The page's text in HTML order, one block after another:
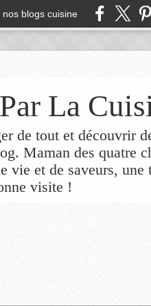
nos blogs cuisine
La
de tout et découvrir
Maman des quatre
vie et de saveurs, une
visite !